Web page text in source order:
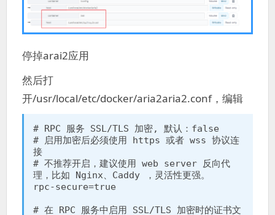
停掉arai2应用
然后打
开/usr/local/etc/docker/aria2aria2.conf，编辑
# RPC 服务 SSL/TLS 加密, 默认：false
# 启用加密后必须使用 https 或者 wss 协议连
接
# 不推荐开启，建议使用 web server 反向代
理，比如 Nginx、Caddy ，灵活性更强。
rpc-secure=true
# 在 RPC 服务中启用 SSL/TLS 加密时的证书文